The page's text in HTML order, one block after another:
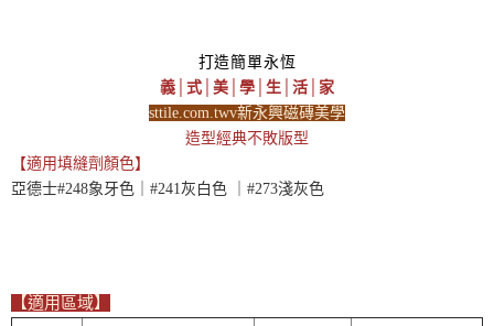
打造簡單永恆
義│式│美│學│生│活│家
sttile.com.twv新永興磁磚美學
造型經典不敗版型
【適用填縫劑顏色】
亞德士#248象牙色｜#241灰白色 ｜#273淺灰色
【適用區域】